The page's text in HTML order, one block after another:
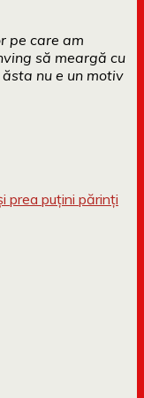
pe care am
să meargă cu
nu e un motiv
prea puțini părinți